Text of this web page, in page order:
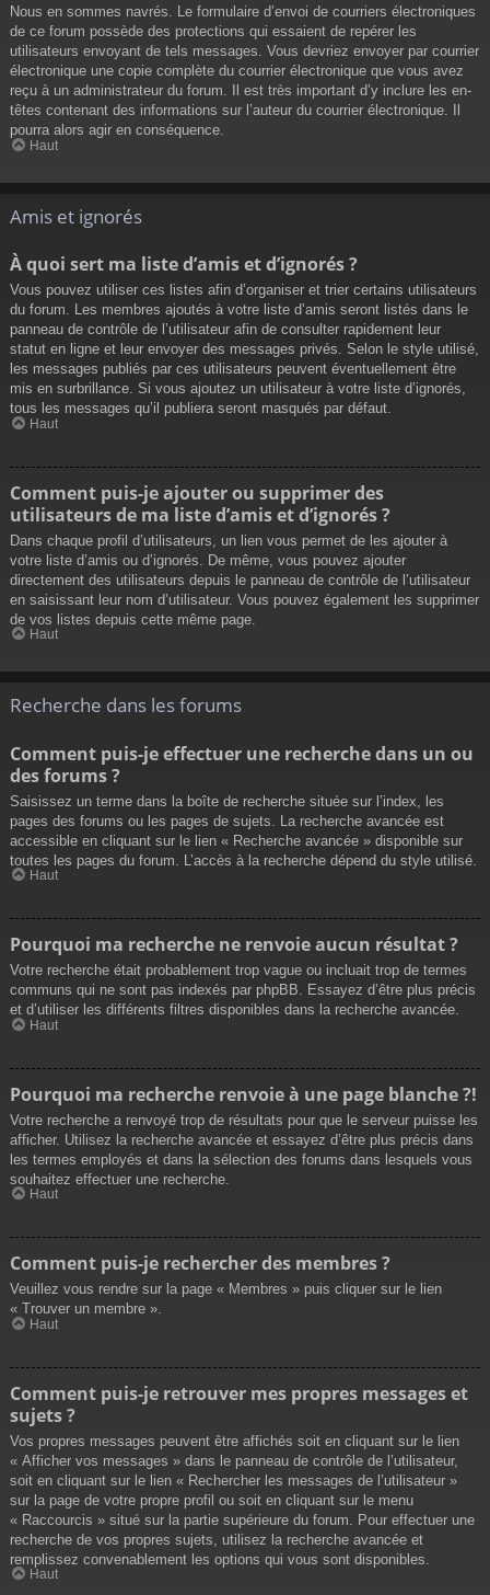
Nous en sommes navrés. Le formulaire d’envoi de courriers électroniques
de ce forum possède des protections qui essaient de repérer les
utilisateurs envoyant de tels messages. Vous devriez envoyer par courrier
électronique une copie complète du courrier électronique que vous avez
reçu à un administrateur du forum. Il est très important d’y inclure les en-
têtes contenant des informations sur l’auteur du courrier électronique. Il
pourra alors agir en conséquence.
Haut
Amis et ignorés
À quoi sert ma liste d’amis et d’ignorés ?
Vous pouvez utiliser ces listes afin d’organiser et trier certains utilisateurs
du forum. Les membres ajoutés à votre liste d’amis seront listés dans le
panneau de contrôle de l’utilisateur afin de consulter rapidement leur
statut en ligne et leur envoyer des messages privés. Selon le style utilisé,
les messages publiés par ces utilisateurs peuvent éventuellement être
mis en surbrillance. Si vous ajoutez un utilisateur à votre liste d’ignorés,
tous les messages qu’il publiera seront masqués par défaut.
Haut
Comment puis-je ajouter ou supprimer des
utilisateurs de ma liste d’amis et d’ignorés ?
Dans chaque profil d’utilisateurs, un lien vous permet de les ajouter à
votre liste d’amis ou d’ignorés. De même, vous pouvez ajouter
directement des utilisateurs depuis le panneau de contrôle de l’utilisateur
en saisissant leur nom d’utilisateur. Vous pouvez également les supprimer
de vos listes depuis cette même page.
Haut
Recherche dans les forums
Comment puis-je effectuer une recherche dans un ou
des forums ?
Saisissez un terme dans la boîte de recherche située sur l’index, les
pages des forums ou les pages de sujets. La recherche avancée est
accessible en cliquant sur le lien « Recherche avancée » disponible sur
toutes les pages du forum. L’accès à la recherche dépend du style utilisé.
Haut
Pourquoi ma recherche ne renvoie aucun résultat ?
Votre recherche était probablement trop vague ou incluait trop de termes
communs qui ne sont pas indexés par phpBB. Essayez d’être plus précis
et d’utiliser les différents filtres disponibles dans la recherche avancée.
Haut
Pourquoi ma recherche renvoie à une page blanche ?!
Votre recherche a renvoyé trop de résultats pour que le serveur puisse les
afficher. Utilisez la recherche avancée et essayez d’être plus précis dans
les termes employés et dans la sélection des forums dans lesquels vous
souhaitez effectuer une recherche.
Haut
Comment puis-je rechercher des membres ?
Veuillez vous rendre sur la page « Membres » puis cliquer sur le lien
« Trouver un membre ».
Haut
Comment puis-je retrouver mes propres messages et
sujets ?
Vos propres messages peuvent être affichés soit en cliquant sur le lien
« Afficher vos messages » dans le panneau de contrôle de l’utilisateur,
soit en cliquant sur le lien « Rechercher les messages de l’utilisateur »
sur la page de votre propre profil ou soit en cliquant sur le menu
« Raccourcis » situé sur la partie supérieure du forum. Pour effectuer une
recherche de vos propres sujets, utilisez la recherche avancée et
remplissez convenablement les options qui vous sont disponibles.
Haut